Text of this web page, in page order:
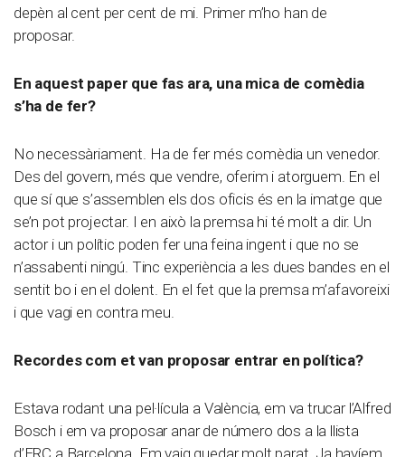
depèn al cent per cent de mi. Primer m’ho han de
proposar.
En aquest paper que fas ara, una mica de comèdia
s’ha de fer?
No necessàriament. Ha de fer més comèdia un venedor.
Des del govern, més que vendre, oferim i atorguem. En el
que sí que s’assemblen els dos oficis és en la imatge que
se’n pot projectar. I en això la premsa hi té molt a dir. Un
actor i un polític poden fer una feina ingent i que no se
n’assabenti ningú. Tinc experiència a les dues bandes en el
sentit bo i en el dolent. En el fet que la premsa m’afavoreixi
i que vagi en contra meu.
Recordes com et van proposar entrar en política?
Estava rodant una pel·lícula a València, em va trucar l’Alfred
Bosch i em va proposar anar de número dos a la llista
d’ERC a Barcelona. Em vaig quedar molt parat. Ja havíem